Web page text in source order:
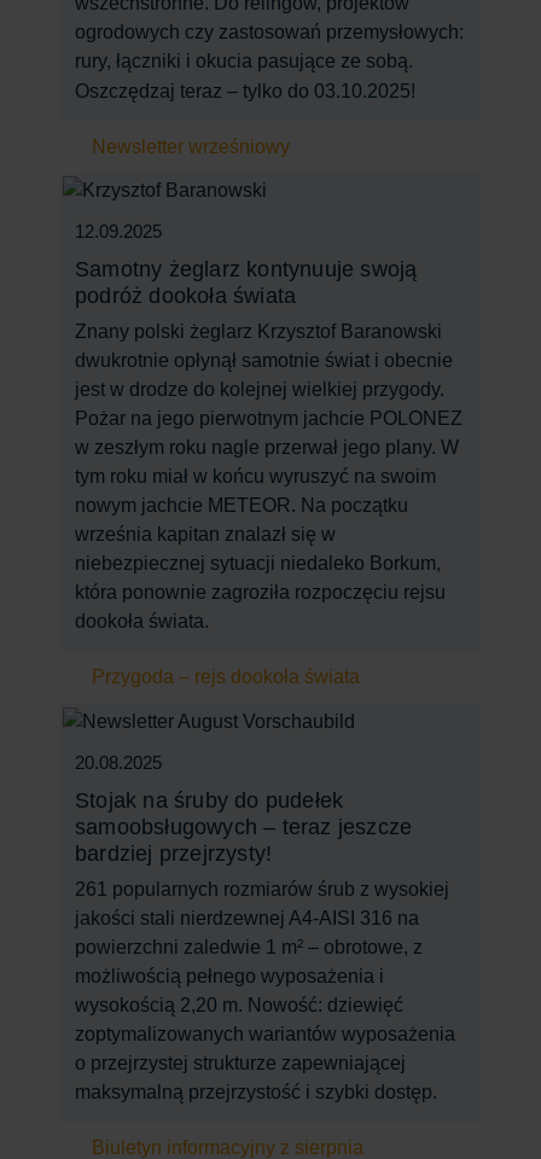
ogrodowych czy zastosowań przemysłowych:
rury, łączniki i okucia pasujące ze sobą.
Oszczędzaj teraz – tylko do 03.10.2025!
Newsletter wrześniowy
12.09.2025
Samotny żeglarz kontynuuje swoją
podróż dookoła świata
Znany polski żeglarz Krzysztof Baranowski
dwukrotnie opłynął samotnie świat i obecnie
jest w drodze do kolejnej wielkiej przygody.
Pożar na jego pierwotnym jachcie POLONEZ
w zeszłym roku nagle przerwał jego plany. W
tym roku miał w końcu wyruszyć na swoim
nowym jachcie METEOR. Na początku
września kapitan znalazł się w
niebezpiecznej sytuacji niedaleko Borkum,
która ponownie zagroziła rozpoczęciu rejsu
dookoła świata.
Przygoda – rejs dookoła świata
20.08.2025
Stojak na śruby do pudełek
samoobsługowych – teraz jeszcze
bardziej przejrzysty!
261 popularnych rozmiarów śrub z wysokiej
jakości stali nierdzewnej A4-AISI 316 na
powierzchni zaledwie 1 m² – obrotowe, z
możliwością pełnego wyposażenia i
wysokością 2,20 m. Nowość: dziewięć
zoptymalizowanych wariantów wyposażenia
o przejrzystej strukturze zapewniającej
maksymalną przejrzystość i szybki dostęp.
Biuletyn informacyjny z sierpnia